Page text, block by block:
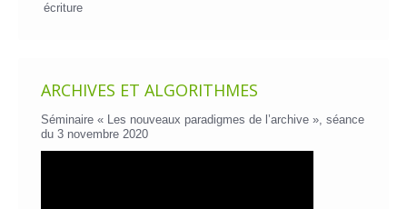
écriture
ARCHIVES ET ALGORITHMES
Séminaire « Les nouveaux paradigmes de l’archive », séance
du 3 novembre 2020